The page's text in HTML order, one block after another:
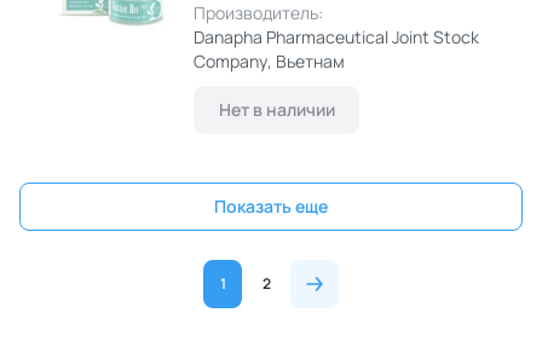
Производитель:
Danapha Pharmaceutical Joint Stock
Company, Вьетнам
Нет в наличии
Показать еще
1 2